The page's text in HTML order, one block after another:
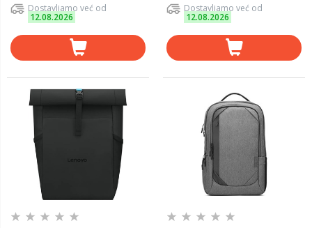
Dostavljamo već od
12.08.2026
Dostavljamo već od
12.08.2026